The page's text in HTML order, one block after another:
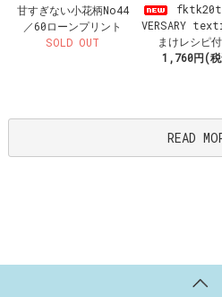
甘すぎない小花柄No44
／60ローンプリント
SOLD OUT
VERSARY
まけレシピ付
1,760円(
READ